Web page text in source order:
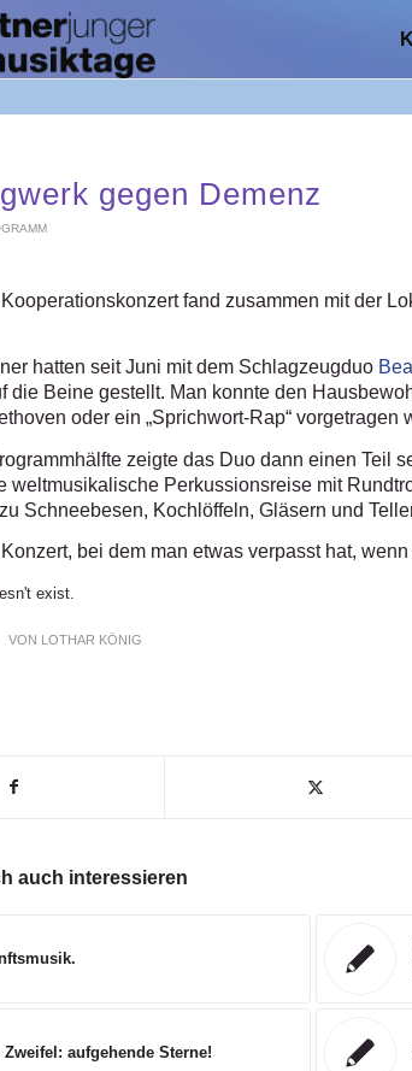
gegen Demenz
fand zusammen mit der
hatten seit Juni mit dem Schlagzeugduo
die Beine gestellt. Man konnte den
oder ein „Sprichwort-Rap“ vorgetragen
zeigte das Duo dann einen Teil
weltmusikalische Perkussionsreise mit
Schneebesen, Kochlöffeln, Gläsern und
bei dem man etwas verpasst hat,
exist.
VON LOTHAR KÖNIG
auch interessieren
Zweifel: aufgehende Sterne!